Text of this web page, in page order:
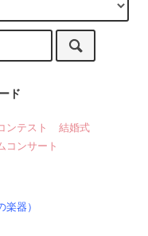
ド
ンテスト
結婚式
コンサート
器）